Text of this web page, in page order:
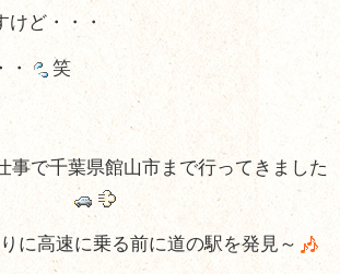
けど・・・
笑
事で千葉県館山市まで行ってきました
に高速に乗る前に道の駅を発見～